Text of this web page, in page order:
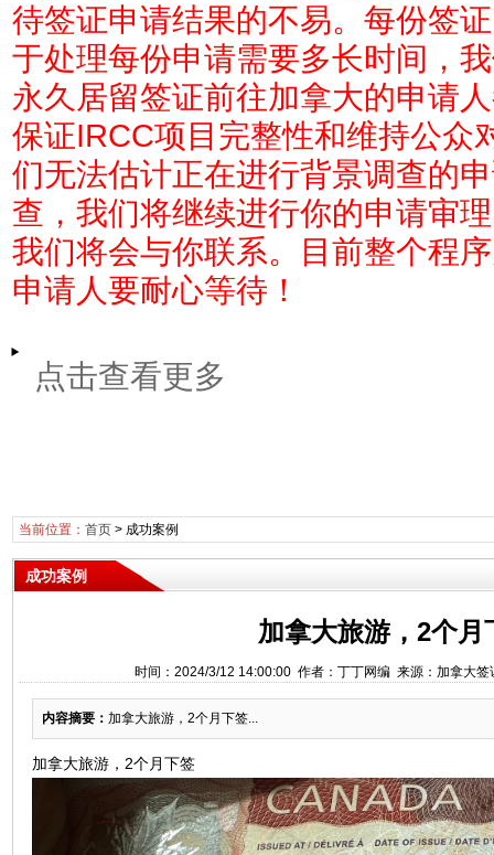
待签证申请结果的不易。每份签
于处理每份申请需要多长时间，
永久居留签证前往加拿大的申请
保证IRCC项目完整性和维持公众
们无法估计正在进行背景调查的
查，我们将继续进行你的申请审
我们将会与你联系。目前整个程
申请人要耐心等待！
点击查看更多
当前位置： 首页> 成功案例
成功案例
加拿大旅游，2个月
时间：2024/3/12 14:00:00 作者：丁丁网编 来源：加拿大
内容摘要： 加拿大旅游，2个月下签...
加拿大旅游，2个月下签